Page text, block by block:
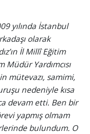
yılında İstanbul
olarak
İl Millî Eğitim
Yardımcısı
mütevazı, samimi,
nedeniyle kısa
devam etti. Ben bir
yapmış olmam
bulundum. O